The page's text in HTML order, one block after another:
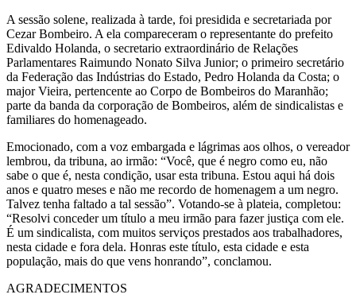
A sessão solene, realizada à tarde, foi presidida e secretariada por
Cezar Bombeiro. A ela compareceram o representante do prefeito
Edivaldo Holanda, o secretario extraordinário de Relações
Parlamentares Raimundo Nonato Silva Junior; o primeiro secretário
da Federação das Indústrias do Estado, Pedro Holanda da Costa; o
major Vieira, pertencente ao Corpo de Bombeiros do Maranhão;
parte da banda da corporação de Bombeiros, além de sindicalistas e
familiares do homenageado.
Emocionado, com a voz embargada e lágrimas aos olhos, o vereador
lembrou, da tribuna, ao irmão: “Você, que é negro como eu, não
sabe o que é, nesta condição, usar esta tribuna. Estou aqui há dois
anos e quatro meses e não me recordo de homenagem a um negro.
Talvez tenha faltado a tal sessão”. Votando-se à plateia, completou:
“Resolvi conceder um título a meu irmão para fazer justiça com ele.
É um sindicalista, com muitos serviços prestados aos trabalhadores,
nesta cidade e fora dela. Honras este título, esta cidade e esta
população, mais do que vens honrando”, conclamou.
AGRADECIMENTOS